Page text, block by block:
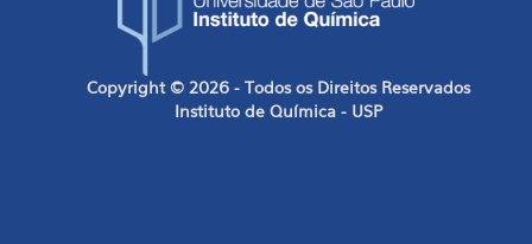
Copyright © 2026 - Todos os Direitos Reservados
Instituto de Química - USP